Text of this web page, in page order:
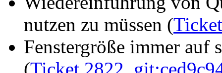
nutzen zu müssen (
Fenstergröße immer auf
(Ticket 2822,